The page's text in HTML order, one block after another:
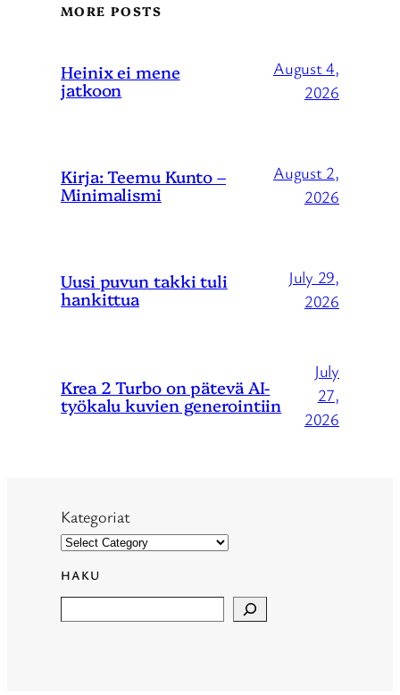
MORE POSTS
Heinix ei mene
jatkoon
August 4,
2026
Kirja: Teemu Kunto –
Minimalismi
August 2,
2026
Uusi puvun takki tuli
hankittua
July 29,
2026
Krea 2 Turbo on pätevä AI-
työkalu kuvien generointiin
July
27,
2026
Kategoriat
HAKU